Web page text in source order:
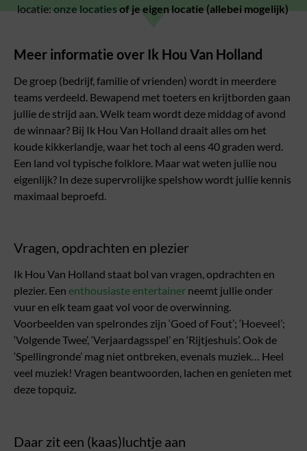
locatie: onze locaties of je eigen locatie (allebei mogelijk)
Meer informatie over Ik Hou Van Holland
De groep (bedrijf, familie of vrienden) wordt in meerdere
teams verdeeld. Bewapend met toeters en krijtborden gaan
jullie de strijd aan. Welk team wordt deze middag of avond
de winnaar? Bij Ik Hou Van Holland draait alles om het
koude kikkerlandje, waar het toch al eens 40 graden werd.
Een land vol typische folklore. Maar wat weten jullie nou
eigenlijk? In deze supervrolijke spelshow wordt jullie kennis
maximaal beproefd.
Vragen, opdrachten en plezier
Ik Hou Van Holland staat bol van vragen, opdrachten en
plezier. Een enthousiaste entertainer neemt jullie onder
vuur en elk team gaat vol voor de overwinning.
Voorbeelden van spelrondes zijn ‘Goed of Fout’; ‘Hoeveel’;
‘Volgende Twee’, ‘Verjaardagsspel’ en ‘Rijtjeshuis’. Ook de
‘Spellingronde’ mag niet ontbreken, evenals muziek… Heel
veel muziek! Vragen beantwoorden, lachen en genieten met
deze topquiz.
Daar zit een (kaas)luchtje aan